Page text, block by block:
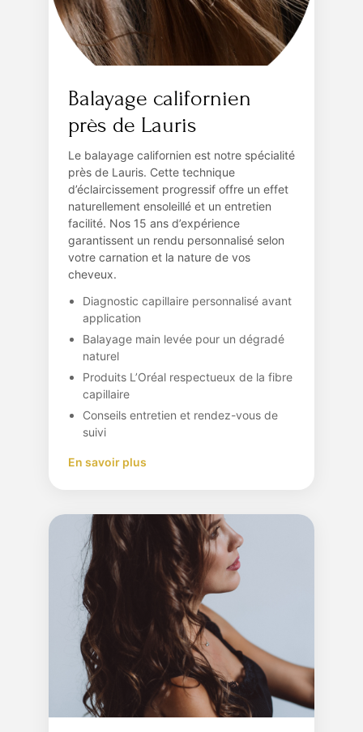
Balayage californien
près de Lauris
Le balayage californien est notre spécialité
près de Lauris. Cette technique
d’éclaircissement progressif offre un effet
naturellement ensoleillé et un entretien
facilité. Nos 15 ans d’expérience
garantissent un rendu personnalisé selon
votre carnation et la nature de vos
cheveux.
Diagnostic capillaire personnalisé avant
application
Balayage main levée pour un dégradé
naturel
Produits L’Oréal respectueux de la fibre
capillaire
Conseils entretien et rendez-vous de
suivi
En savoir plus